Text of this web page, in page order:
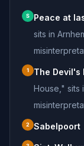
S Peace at
sits in
1 The Devil's
House," sits
2 Sabelpoort